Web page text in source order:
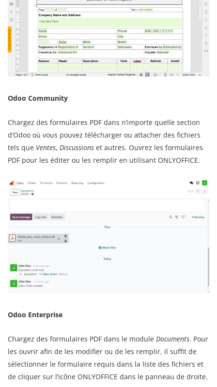
Odoo Community
Chargez des formulaires PDF dans n’importe quelle section
d’Odoo où vous pouvez télécharger ou attacher des fichiers
tels que Ventes, Discussions et autres. Ouvrez les formulaires
PDF pour les éditer ou les remplir en utilisant ONLYOFFICE.
Odoo Enterprise
Chargez des formulaires PDF dans le module Documents. Pour
les ouvrir afin de les modifier ou de les remplir, il suffit de
sélectionner le formulaire requis dans la liste des fichiers et
de cliquer sur l’icône ONLYOFFICE dans le panneau de droite.